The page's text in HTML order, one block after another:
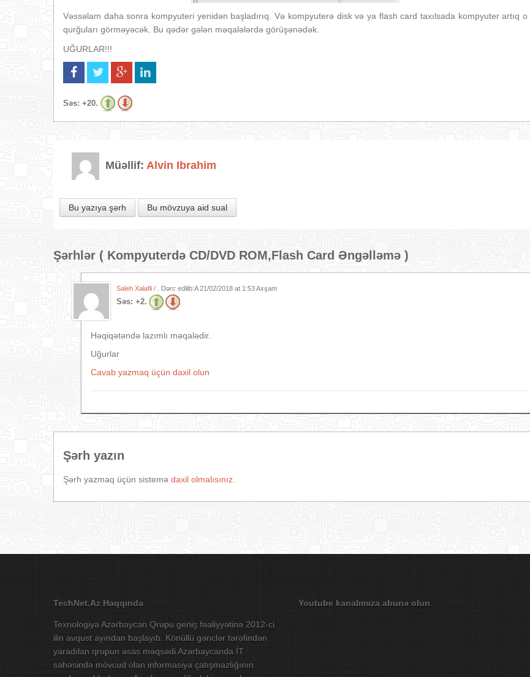
Vəssəlam daha sonra kompyuteri yenidən başladırıq. Və kompyuterə disk və ya flash card taxılsada kompyuter artıq o
qurğuları görməyəcək. Bu qədər gələn məqalələrdə görüşənədək.
UĞURLAR!!!
Səs: +20.
Müəllif: Alvin Ibrahim
Bu yazıya şərh Bu mövzuya aid sual
Şərhlər ( Kompyuterdə CD/DVD ROM,Flash Card Əngəlləmə )
Saleh Xalafli / . Dərc edilib:A21/02/2018 at 1:53 Axşam
Səs: +2.
Həqiqətəndə lazımlı məqalədir.
Uğurlar
Cavab yazmaq üçün daxil olun
Şərh yazın
Şərh yazmaq üçün sistemə daxil olmalısınız.
TechNet.Az Haqqında
Texnologiya Azərbaycan Qrupu geniş fəaliyyətinə 2012-ci
ilin avqust ayından başlayıb. Könüllü gənclər tərəfindən
yaradılan qrupun əsas məqsədi Azərbaycanda İT
sahəsində mövcud olan informasiya çatışmazlığının
Youtube kanalımıza abunə olun